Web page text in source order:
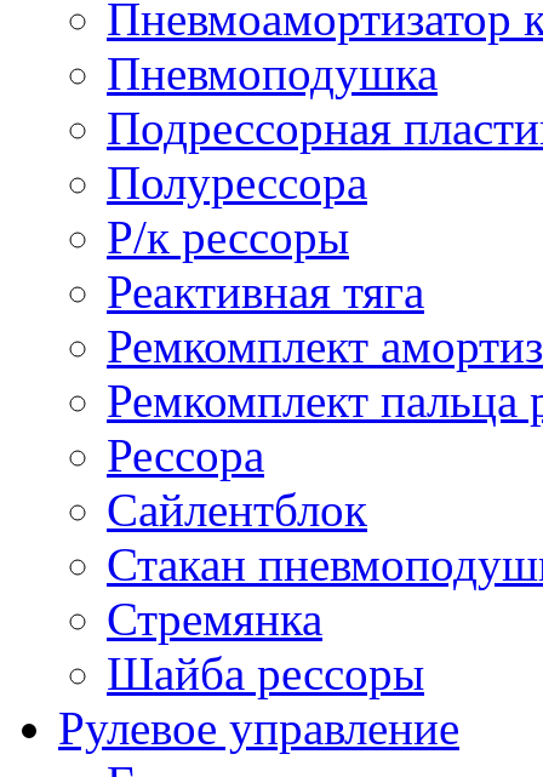
Пневмоамортизатор
Пневмоподушка
Подрессорная
Полурессора
Р/к рессоры
Реактивная тяга
Ремкомплект
Ремкомплект пальца
Рессора
Сайлентблок
Стакан
Стремянка
Шайба рессоры
Рулевое управление